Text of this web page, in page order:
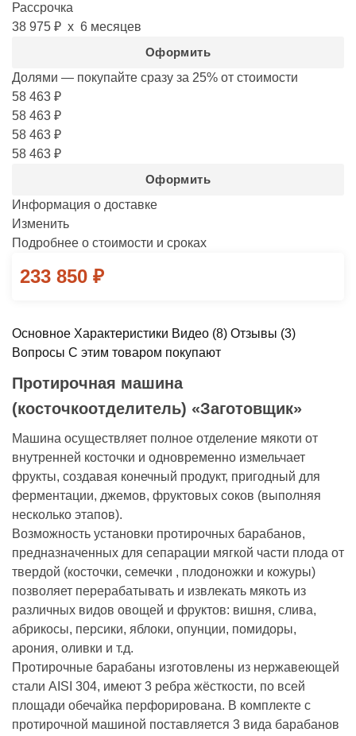
233 850 ₽
Рассрочка
38 975 ₽ х 6 месяцев
Оформить
Долями — покупайте сразу за 25% от стоимости
58 463 ₽
58 463 ₽
58 463 ₽
58 463 ₽
Оформить
Информация о доставке
Изменить
Подробнее о стоимости и сроках
Основное Характеристики Видео (8) Отзывы (3)
Вопросы С этим товаром покупают
Протирочная машина
(косточкоотделитель) «Заготовщик»
Машина осуществляет полное отделение мякоти от
внутренней косточки и одновременно измельчает
фрукты, создавая конечный продукт, пригодный для
ферментации, джемов, фруктовых соков (выполняя
несколько этапов).
Возможность установки протирочных барабанов,
предназначенных для сепарации мягкой части плода от
твердой (косточки, семечки , плодоножки и кожуры)
позволяет перерабатывать и извлекать мякоть из
различных видов овощей и фруктов: вишня, слива,
абрикосы, персики, яблоки, опунции, помидоры,
арония, оливки и т.д.
Протирочные барабаны изготовлены из нержавеющей
стали AISI 304, имеют 3 ребра жёсткости, по всей
площади обечайка перфорирована. В комплекте с
протирочной машиной поставляется 3 вида барабанов